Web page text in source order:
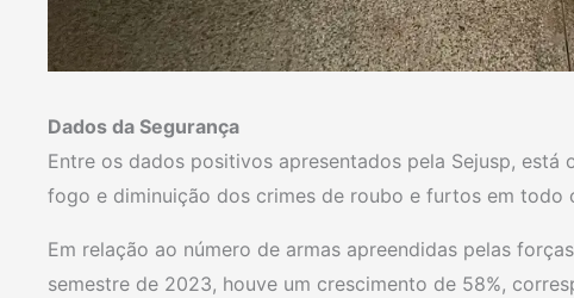
Dados da Segurança
Entre os dados positivos apresentados pela Sejusp, está
fogo e diminuição dos crimes de roubo e furtos em todo
Em relação ao número de armas apreendidas pelas
semestre de 2023, houve um crescimento de 58%,